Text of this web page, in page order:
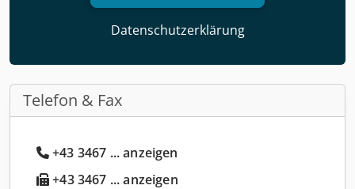
Datenschutzerklärung
Telefon & Fax
+43 3467 ... anzeigen
+43 3467 ... anzeigen